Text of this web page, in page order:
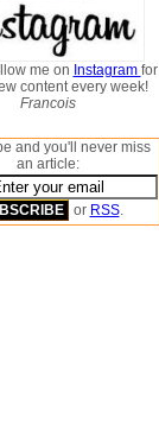
me on Instagram for
content every week!
Francois
and you'll never miss
an article:
or RSS.